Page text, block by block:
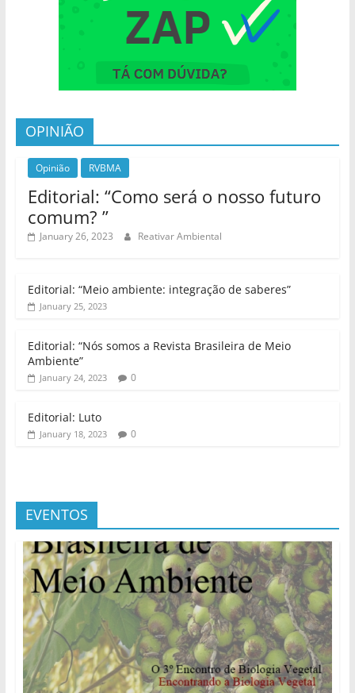
OPINIÃO
Opinião RVBMA
Editorial: “Como será o nosso futuro
comum? ”
January 26, 2023 Reativar Ambiental
Editorial: “Meio ambiente: integração de saberes”
January 25, 2023
Editorial: “Nós somos a Revista Brasileira de Meio
Ambiente”
January 24, 2023 0
Editorial: Luto
January 18, 2023 0
EVENTOS